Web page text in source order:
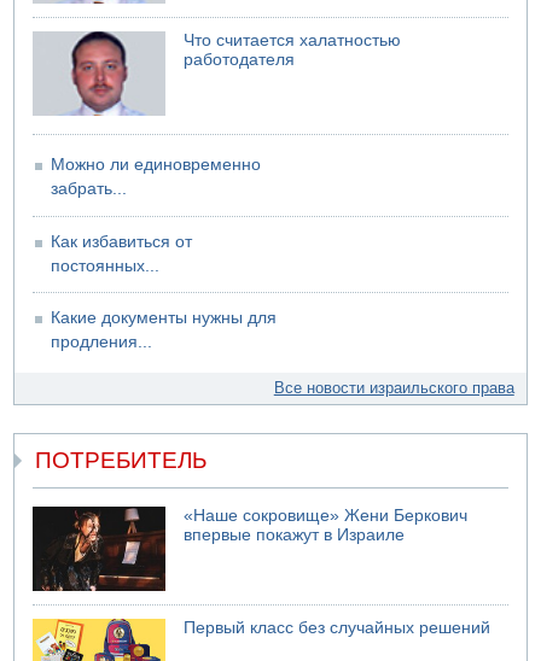
Обнародовано имя полицейского, подозреваемого в
коррупционных отношениях с Йоавом Элиаси
07.08.2026 17:51
БАГАЦ отказался заморозить лишение налоговых льгот
07.08.2026 17:48
В Иерусалиме водитель врезался в забор и серьезно
пострадал
Что считается халатностью
работодателя
Можно ли единовременно
забрать...
Как избавиться от
постоянных...
Какие документы нужны для
продления...
Все новости израильского права
ПОТРЕБИТЕЛЬ
«Наше сокровище» Жени Беркович
впервые покажут в Израиле
Первый класс без случайных решений